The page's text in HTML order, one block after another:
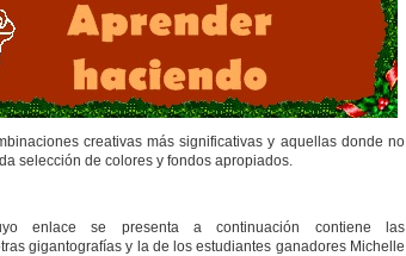
creativas más significativas y aquellas donde no
selección de colores y fondos apropiados.
enlace se presenta a continuación contiene las
gigantografías y la de los estudiantes ganadores Michelle